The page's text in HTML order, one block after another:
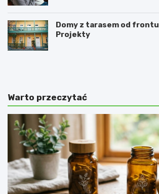
Domy z tarasem od
Projekty
J
s
p
o
p
r
a
S
B
e
t
r
P
r
Warto przeczytać